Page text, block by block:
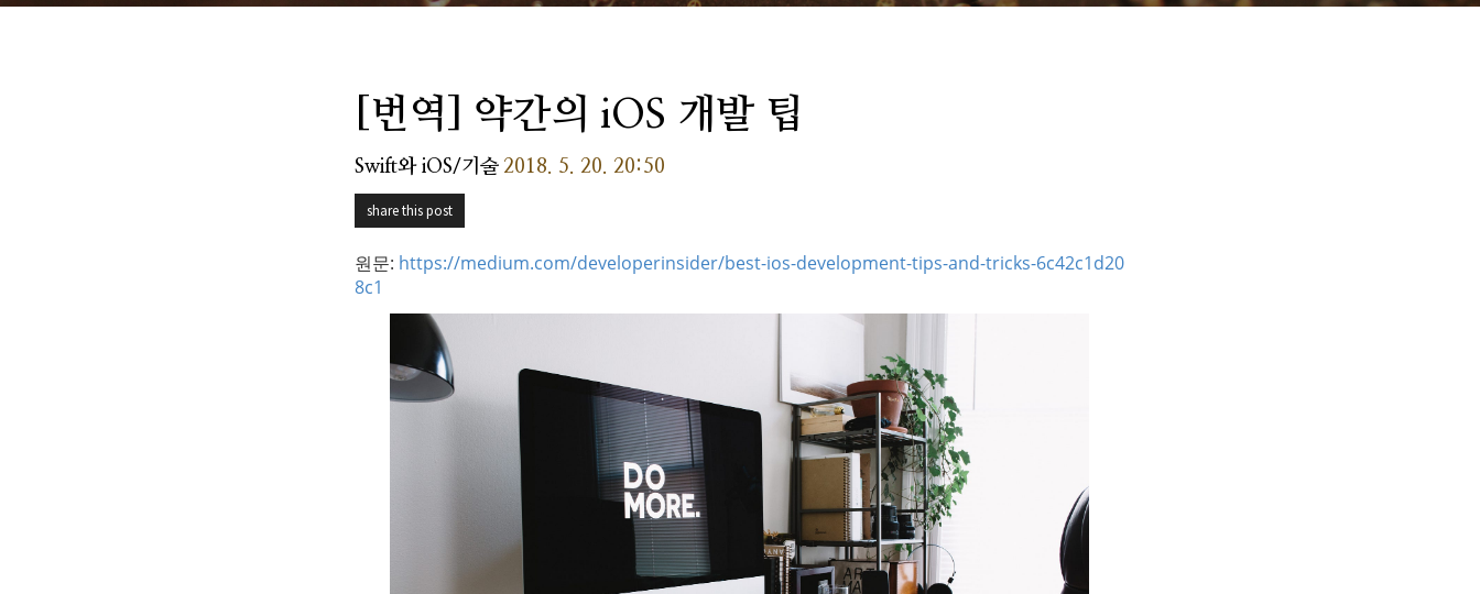
[번역] 약간의 iOS 개발 팁
Swift와 iOS/기술 2018. 5. 20. 20:50
share this post
원문: https://medium.com/developerinsider/best-ios-development-tips-and-tricks-6c42c1d20
8c1